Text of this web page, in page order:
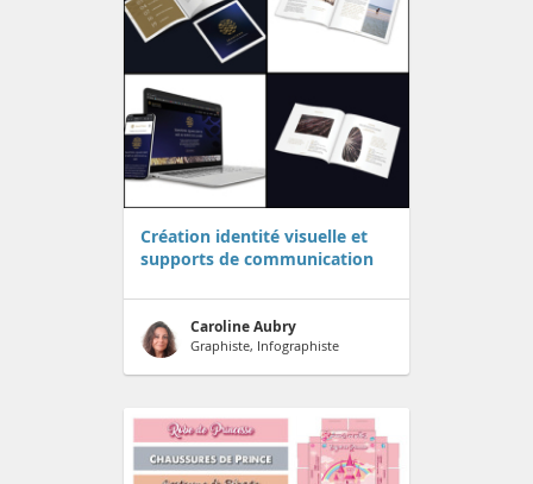
Création identité visuelle et
supports de communication
Caroline Aubry
Graphiste, Infographiste